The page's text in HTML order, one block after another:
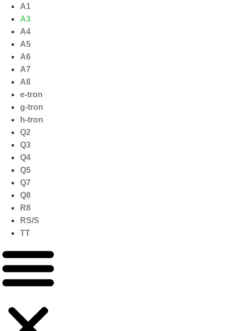
naar
inhoud
A1
A3
A4
A5
A6
A7
A8
e-tron
g-tron
h-tron
Q2
Q3
Q4
Q5
Q7
Q8
R8
RS/S
TT